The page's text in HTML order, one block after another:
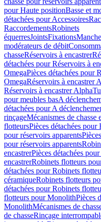
pour Haute positionBasse et
détachées pour Accessoires
RaccordementsRobinets
équerresJointsFixations
modérateurs de débit
chasseRéservoirs à encastrer
détachées pour Réservoirs à
OmegaPièces détachées pour
OmegaRéservoirs à encastrer
Réservoirs à encastrer Alpha
pour meubles basA
détachées pour A
rinçageMécanismes de chasse
flotteursPièces détachées
pour réservoirs apparents
pour réservoirs apparents
encastrerPièces détachées
encastrerRobinets flotteurs
détachées pour Robinets
céramiqueRobinets flotteurs
détachées pour Robinets
flotteurs pour MonolithPièces
MonolithMécanismes de
de chasseRinçage